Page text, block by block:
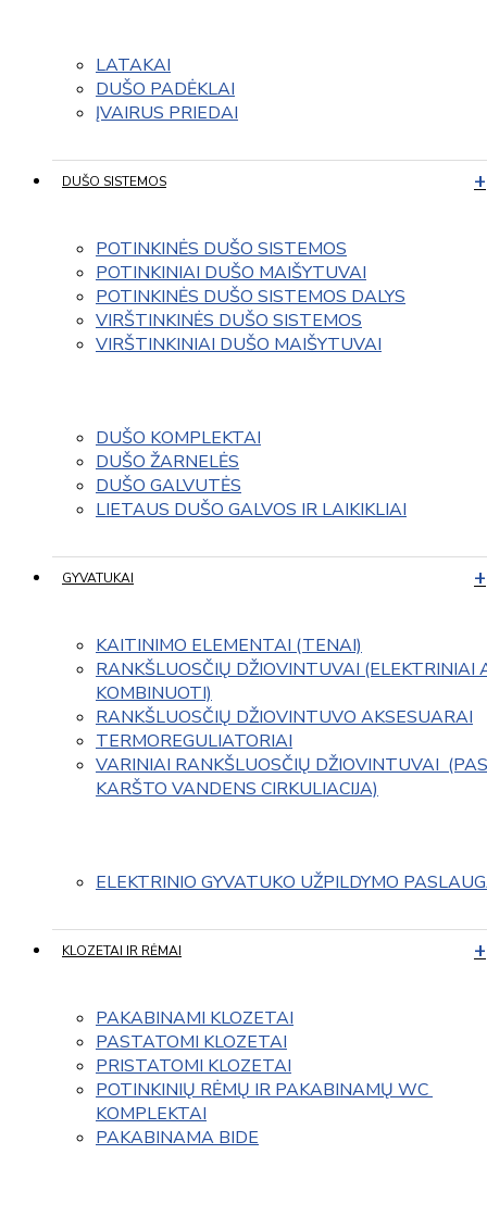
LATAKAI
DUŠO PADĖKLAI
ĮVAIRUS PRIEDAI
DUŠO SISTEMOS
POTINKINĖS DUŠO SISTEMOS
POTINKINIAI DUŠO MAIŠYTUVAI
POTINKINĖS DUŠO SISTEMOS DALYS
VIRŠTINKINĖS DUŠO SISTEMOS
VIRŠTINKINIAI DUŠO MAIŠYTUVAI
DUŠO KOMPLEKTAI
DUŠO ŽARNELĖS
DUŠO GALVUTĖS
LIETAUS DUŠO GALVOS IR LAIKIKLIAI
GYVATUKAI
KAITINIMO ELEMENTAI (TENAI)
RANKŠLUOSČIŲ DŽIOVINTUVAI (ELEKTRINIAI
KOMBINUOTI)
RANKŠLUOSČIŲ DŽIOVINTUVO AKSESUARAI
TERMOREGULIATORIAI
VARINIAI RANKŠLUOSČIŲ DŽIOVINTUVAI
KARŠTO VANDENS CIRKULIACIJA)
ELEKTRINIO GYVATUKO UŽPILDYMO
KLOZETAI IR RĖMAI
PAKABINAMI KLOZETAI
PASTATOMI KLOZETAI
PRISTATOMI KLOZETAI
POTINKINIŲ RĖMŲ IR PAKABINAMŲ WC
KOMPLEKTAI
PAKABINAMA BIDE